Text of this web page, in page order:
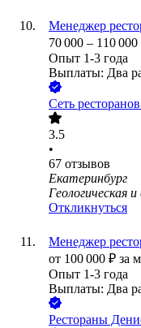
Менеджер
70 000 – 110 000
Опыт 1-3 года
Выплаты: Два
Сеть
3.5
•
67 отзывов
Екатеринбург
Геологическая и
Откликнуться
Менеджер
от 100 000 ₽ за
Опыт 1-3 года
Выплаты: Два
Рестораны